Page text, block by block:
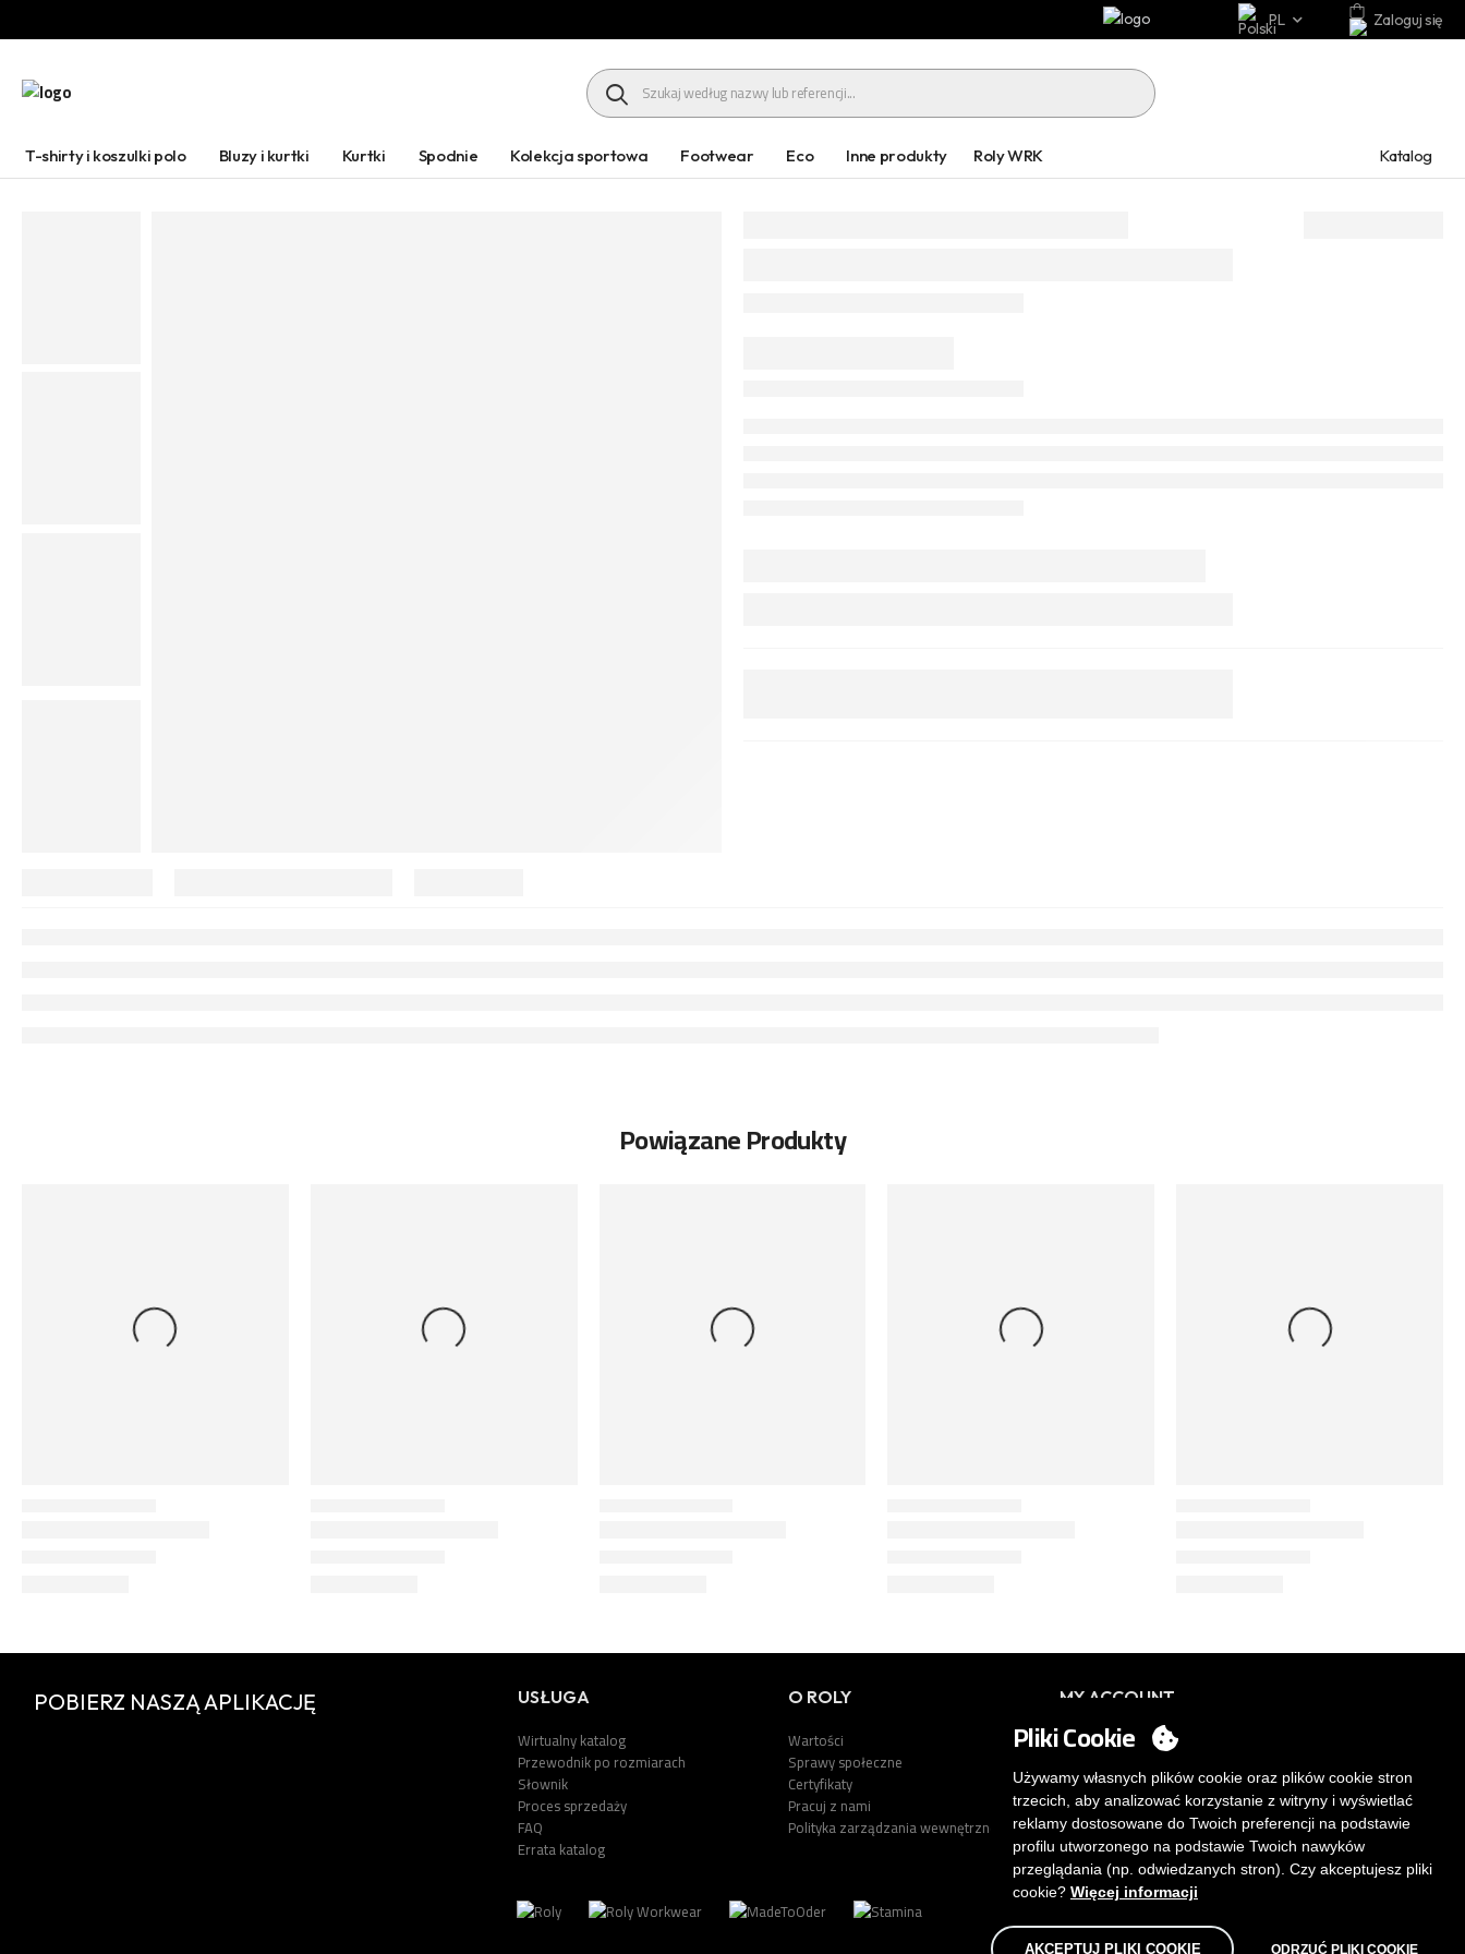
PL Zaloguj się
HEADER SEARCH BUTTON
T-shirty i koszulki polo Bluzy i kurtki Kurtki Spodnie Kolekcja sportowa Footwear Eco Inne produkty Roly WRK Katalog
Powiązane Produkty
POBIERZ NASZĄ APLIKACJĘ USŁUGA
Wirtualny katalog
Przewodnik po rozmiarach
Słownik
Proces sprzedaży
FAQ
Errata katalog
O ROLY
Wartości
Sprawy społeczne
Certyfikaty
Pracuj z nami
Polityka zarządzania wewnętrznego.
MY ACCOUNT
Logowanie
WYŚLIJ E-MAIL
Pliki Cookie
Używamy własnych plików cookie oraz plików cookie stron
trzecich, aby analizować korzystanie z witryny i wyświetlać
reklamy dostosowane do Twoich preferencji na podstawie
profilu utworzonego na podstawie Twoich nawyków
przeglądania (np. odwiedzanych stron). Czy akceptujesz pliki
cookie? Więcej informacji
AKCEPTUJ PLIKI COOKIE ODRZUĆ PLIKI COOKIE